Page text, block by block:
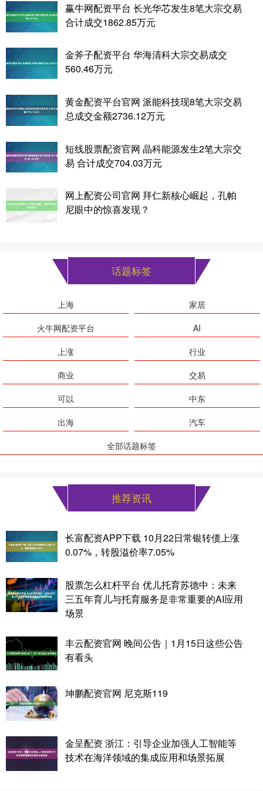
赢牛网配资平台 长光华芯发生8笔大宗交易
合计成交1862.85万元
金斧子配资平台 华海清科大宗交易成交
560.46万元
黄金配资平台官网 派能科技现8笔大宗交易
总成交金额2736.12万元
短线股票配资官网 晶科能源发生2笔大宗交
易 合计成交704.03万元
网上配资公司官网 拜仁新核心崛起，孔帕
尼眼中的惊喜发现？
话题标签
上海
家居
火牛网配资平台
AI
上涨
行业
商业
交易
可以
中东
出海
汽车
全部话题标签
推荐资讯
长富配资APP下载 10月22日常银转债上涨
0.07%，转股溢价率7.05%
股票怎么杠杆平台 优儿托育苏德中：未来
三五年育儿与托育服务是非常重要的AI应用
场景
丰云配资官网 晚间公告｜1月15日这些公告
有看头
坤鹏配资官网 尼克斯119
金呈配资 浙江：引导企业加强人工智能等
技术在海洋领域的集成应用和场景拓展